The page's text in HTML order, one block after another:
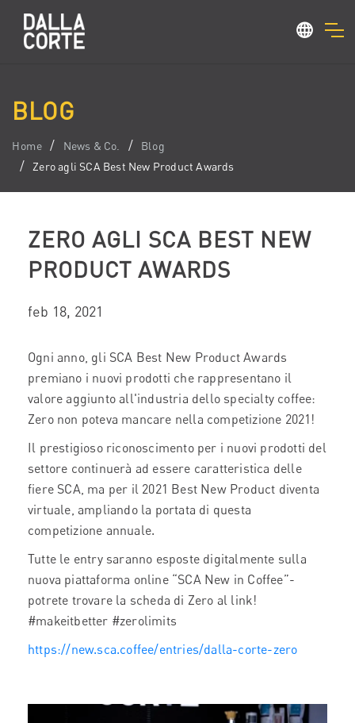
BLOG
Home News & Co.
Blog
Zero agli SCA Best New Product Awards
ZERO AGLI SCA BEST NEW
PRODUCT AWARDS
feb 18, 2021
Ogni anno, gli SCA Best New Product Awards
premiano i nuovi prodotti che rappresentano il
valore aggiunto all'industria dello specialty coffee:
Zero non poteva mancare nella competizione 2021!
Il prestigioso riconoscimento per i nuovi prodotti del
settore continuerà ad essere caratteristica delle
fiere SCA, ma per il 2021 Best New Product diventa
virtuale, ampliando la portata di questa
competizione annuale.
Tutte le entry saranno esposte digitalmente sulla
nuova piattaforma online “SCA New in Coffee”-
potrete trovare la scheda di Zero al link!
#makeitbetter #zerolimits
https://new.sca.coffee/entries/dalla-corte-zero